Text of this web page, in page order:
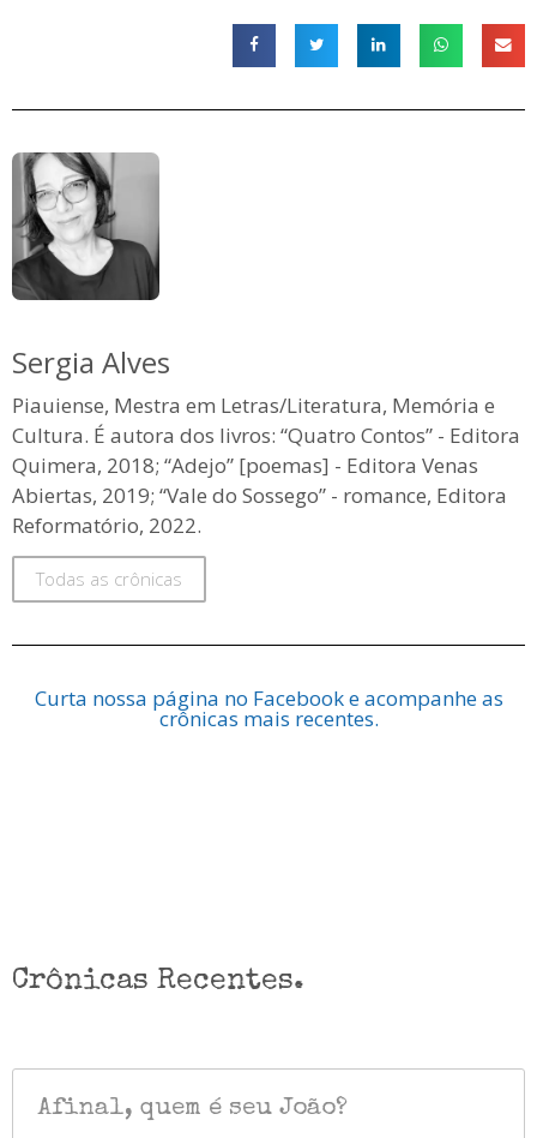
Sergia Alves
Piauiense, Mestra em Letras/Literatura, Memória e
Cultura. É autora dos livros: “Quatro Contos” - Editora
Quimera, 2018; “Adejo” [poemas] - Editora Venas
Abiertas, 2019; “Vale do Sossego” - romance, Editora
Reformatório, 2022.
Todas as crônicas
Curta nossa página no Facebook e acompanhe as
crônicas mais recentes.
Crônicas Recentes.
Afinal, quem é seu João?